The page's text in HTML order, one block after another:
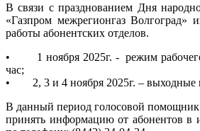
В связи с празднованием Дня
«Газпром межрегионгаз Волгоград»
работы абонентских отделов.
• 1 ноября 2025г. - режим рабочего
час;
• 2, 3 и 4 ноября 2025г. – выходные
В данный период голосовой помощник
принять информацию от абонентов в